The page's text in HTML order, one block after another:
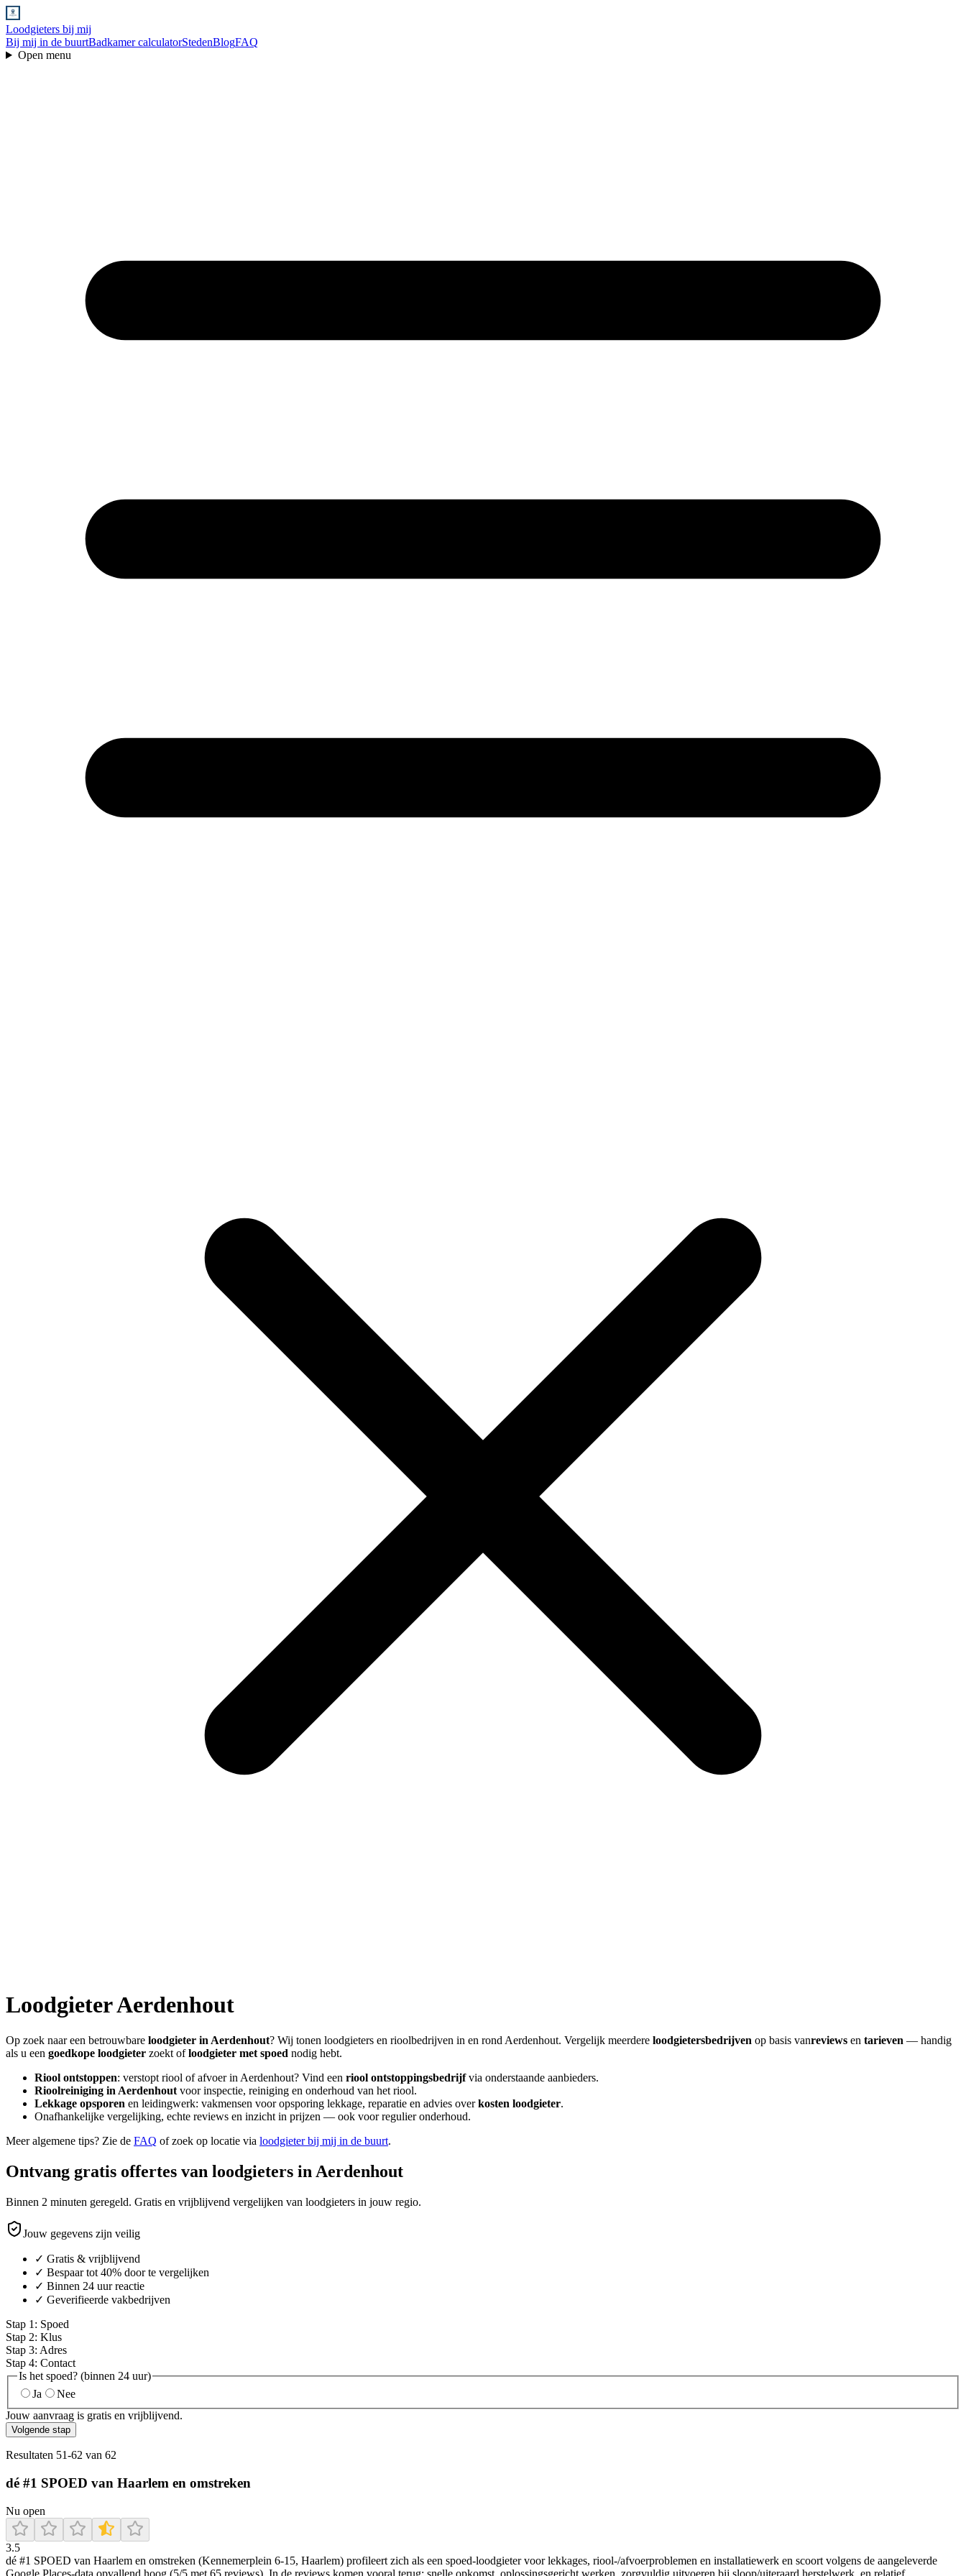
Loodgieters bij mij
Bij mij in de buurtBadkamer calculatorStedenBlogFAQ
Open menu
LoodgieterAerdenhout
Op zoek naar een betrouwbare loodgieter in Aerdenhout? Wij tonen loodgieters en rioolbedrijven in en rond Aerdenhout. Vergelijk meerdere loodgietersbedrijven op basis vanreviews en tarieven — handig
als u een goedkope loodgieter zoekt ofloodgieter met spoed nodig hebt.
Riool ontstoppen: verstopt riool of afvoer in Aerdenhout? Vind een riool ontstoppingsbedrijfvia onderstaande aanbieders.
Rioolreiniging in Aerdenhout voor inspectie, reiniging en onderhoud van het riool.
Lekkage opsporen en leidingwerk: vakmensen voor opsporing lekkage, reparatie en advies overkosten loodgieter.
Onafhankelijke vergelijking, echte reviews en inzicht in prijzen — ook voor regulier onderhoud.
Meer algemene tips? Zie de FAQ of zoek op locatie via loodgieter bij mij in de buurt.
Ontvang gratis offertes van loodgieters in Aerdenhout
Binnen 2 minuten geregeld. Gratis en vrijblijvend vergelijken van loodgieters in jouw regio.
Jouw gegevens zijn veilig
✓ Gratis & vrijblijvend
✓ Bespaar tot 40% door te vergelijken
✓ Binnen 24 uur reactie
✓ Geverifieerde vakbedrijven
Stap 1 : Spoed
Stap 2: Klus
Stap 3: Adres
Stap 4: Contact
Is het spoed? (binnen 24 uur)
Ja
Nee
Jouw aanvraag is gratis en vrijblijvend.
Volgende stap
Resultaten 51-62 van 62
dé #1 SPOED van Haarlem en omstreken
Nu open
3.5
dé #1 SPOED van Haarlem en omstreken (Kennemerplein 6-15, Haarlem) profileert zich als een spoed-loodgieter voor lekkages, riool-/afvoerproblemen en installatiewerk en scoort volgens de aangeleverde
Google Places-data opvallend hoog (5/5 met 65 reviews). In de reviews komen vooral terug: snelle opkomst, oplossingsgericht werken, zorgvuldig uitvoeren bij sloop/uiteraard herstelwerk, en relatief